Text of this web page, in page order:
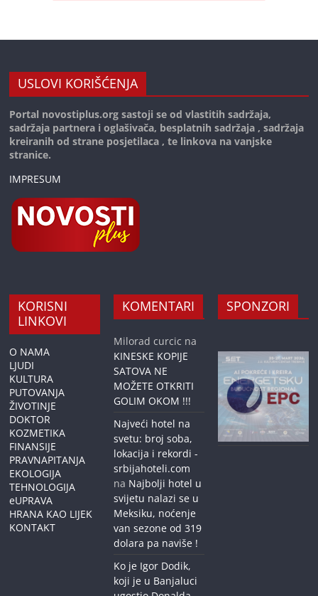
USLOVI KORIŠĆENJA
Portal novostiplus.org sastoji se od vlastitih sadržaja,
sadržaja partnera i oglašivača, besplatnih sadržaja , sadržaja
kreiranih od strane posjetilaca , te linkova na vanjske
stranice.
IMPRESUM
KORISNI
LINKOVI
O NAMA
LJUDI
KULTURA
PUTOVANJA
ŽIVOTINJE
DOKTOR
KOZMETIKA
FINANSIJE
PRAVNAPITANJA
EKOLOGIJA
TEHNOLOGIJA
eUPRAVA
HRANA KAO LIJEK
KONTAKT
KOMENTARI
Milorad curcic na
KINESKE KOPIJE
SATOVA NE
MOŽETE OTKRITI
GOLIM OKOM !!!
Najveći hotel na
svetu: broj soba,
lokacija i rekordi -
srbijahoteli.com
na Najbolji hotel u
svijetu nalazi se u
Meksiku, noćenje
van sezone od 319
dolara pa naviše !
Ko je Igor Dodik,
koji je u Banjaluci
SPONZORI